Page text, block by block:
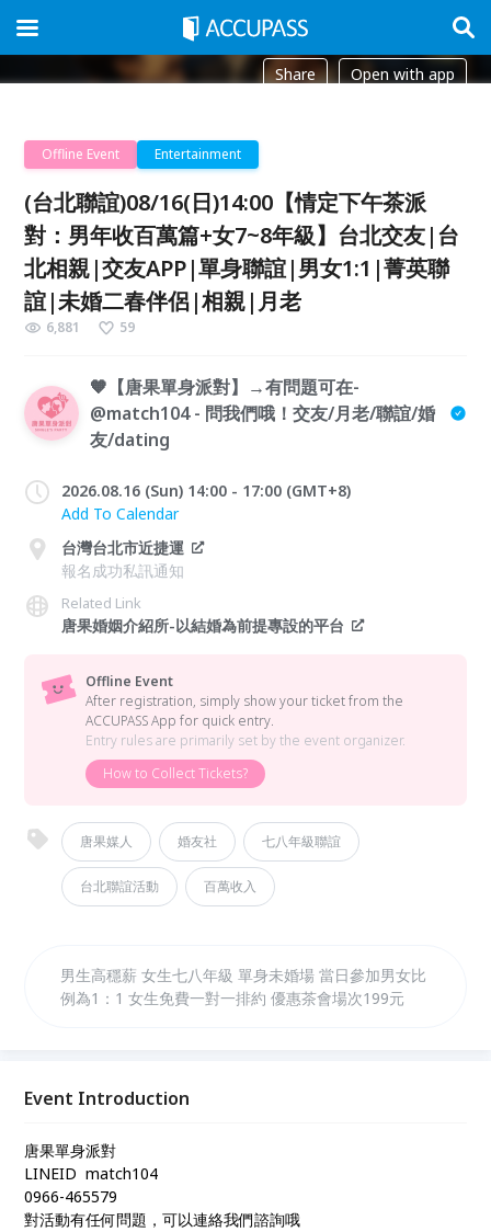
Share Open with app
Offline Event Entertainment
(台北聯誼)08/16(日)14:00【情定下午茶派
對：男年收百萬篇+女7~8年級】台北交友|台
北相親|交友APP|單身聯誼|男女1:1|菁英聯
誼|未婚二春伴侶|相親|月老
6,881 59
🧡【唐果單身派對】→有問題可在-
@match104 - 問我們哦！交友/月老/聯誼/婚
友/dating
2026.08.16 (Sun) 14:00 - 17:00 (GMT+8)
Add To Calendar
台灣台北市近捷運
報名成功私訊通知
Related Link
唐果婚姻介紹所-以結婚為前提專設的平台
Offline Event
After registration, simply show your ticket from the
ACCUPASS App for quick entry.
Entry rules are primarily set by the event organizer.
How to Collect Tickets?
唐果媒人 婚友社 七八年級聯誼
台北聯誼活動 百萬收入
男生高穩薪 女生七八年級 單身未婚場 當日參加男女比
例為1：1 女生免費一對一排約 優惠茶會場次199元
Event Introduction
唐果單身派對
LINEID match104
0966-465579
對活動有任何問題，可以連絡我們諮詢哦